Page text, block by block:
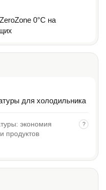
0°С на
для холодильника
экономия
продуктов
?